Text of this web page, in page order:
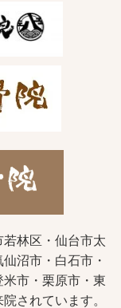
林区・仙台市太
沼市・白石市・
市・栗原市・東
されています。